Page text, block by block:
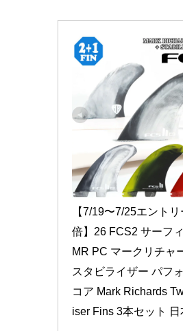
【7/19〜7/25エント
倍】26 FCS2 サーフ
MR PC マークリチャ
スタビライザー パフ
コア Mark Richards
iser Fins 3本セット 日